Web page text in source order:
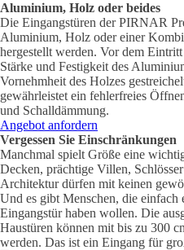
Aluminium, Holz oder beides
Die Eingangstüren der PIRNAR
Aluminium, Holz oder einer
hergestellt werden. Vor dem
Stärke und Festigkeit des
Vornehmheit des Holzes
gewährleistet ein fehlerfreies
und Schalldämmung.
Angebot anfordern
Vergessen Sie Einschränkungen
Manchmal spielt Größe eine
Decken, prächtige Villen,
Architektur dürfen mit keinen
Und es gibt Menschen, die
Eingangstür haben wollen. Die
Haustüren können mit bis zu 300
werden. Das ist ein Eingang für